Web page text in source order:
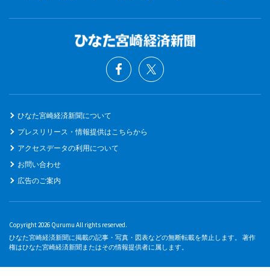
ひなた宮崎経済新聞について
プレスリリース・情報提供はこちらから
アクセスデータの利用について
お問い合わせ
広告のご案内
Copyright 2026 Qurumu All rights reserved.
ひなた宮崎経済新聞に掲載の記事・写真・図表などの無断転載を禁止します。 著作
権はひなた宮崎経済新聞またはその情報提供者に属します。